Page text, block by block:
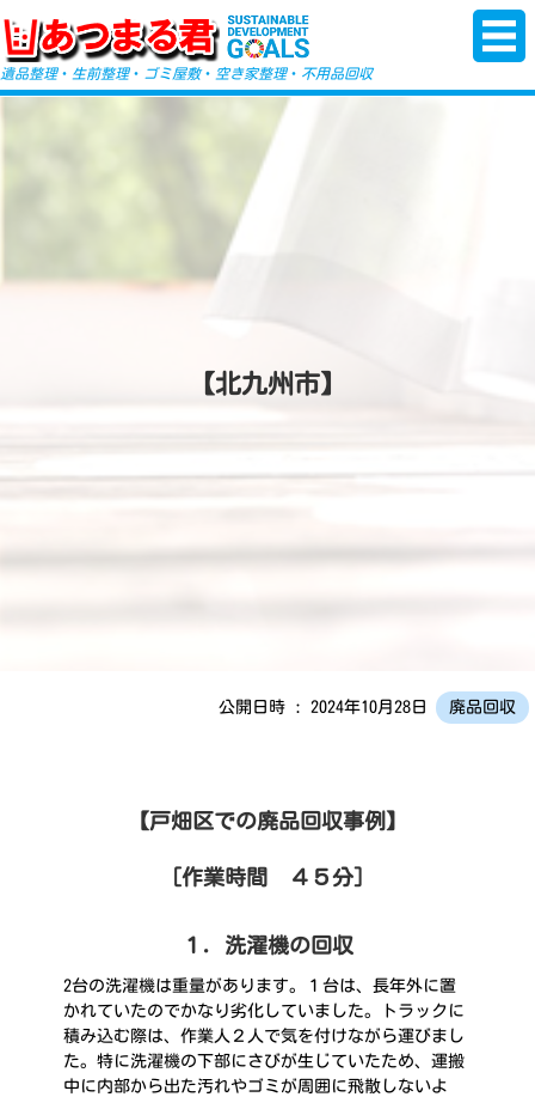
-->
遺品整理・ 生前整理・ ゴミ屋敷・ 空き家整理・ 不用品回収
【北九州市】
公開日時 : 2024年10月28日 廃品回収
【戸畑区での廃品回収事例】
［作業時間 ４５分］
１．洗濯機の回収
2台の洗濯機は重量があります。１台は、長年外に置
かれていたのでかなり劣化していました。トラックに
積み込む際は、作業人２人で気を付けながら運びまし
た。特に洗濯機の下部にさびが生じていたため、運搬
中に内部から出た汚れやゴミが周囲に飛散しないよ